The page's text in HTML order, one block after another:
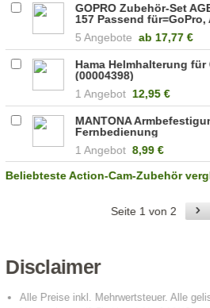
GOPRO Zubehör-Set
157 Passend
5 Angebote ab 17,77 €
Hama Helmhalterung für
(00004398)
1 Angebot 12,95 €
MANTONA
Fernbedienung
1 Angebot 8,99 €
Beliebteste Action-Cam-Zubehör
Seite 1 von 2
Disclaimer